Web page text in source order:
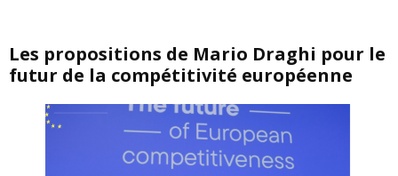
Les propositions de Mario Draghi pour le
futur de la compétitivité européenne